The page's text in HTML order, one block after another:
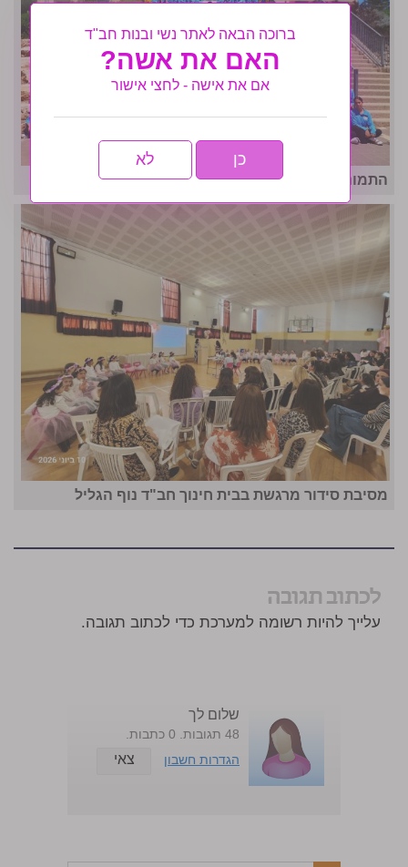
התמונה המרכזית- מחנה אחות ה'תשפ"ו
מסיבת סידור מרגשת בבית חינוך חב"ד נוף הגליל
לכתוב תגובה
עלייך להיות רשומה למערכת כדי לכתוב תגובה.
שלום לך
48 תגובות. 0 כתבות.
הגדרות חשבון
צאי
ברוכה הבאה לאתר נשי ובנות חב"ד
האם את אשה?
אם את אישה - לחצי אישור
כן לא